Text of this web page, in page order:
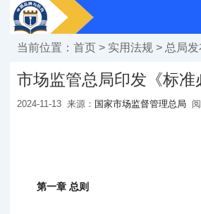
当前位置： 首页 > 实用法规 > 总局
市场监管总局印发《标准
2024-11-13 来源： 国家市场监督管理总局
第一章 总则